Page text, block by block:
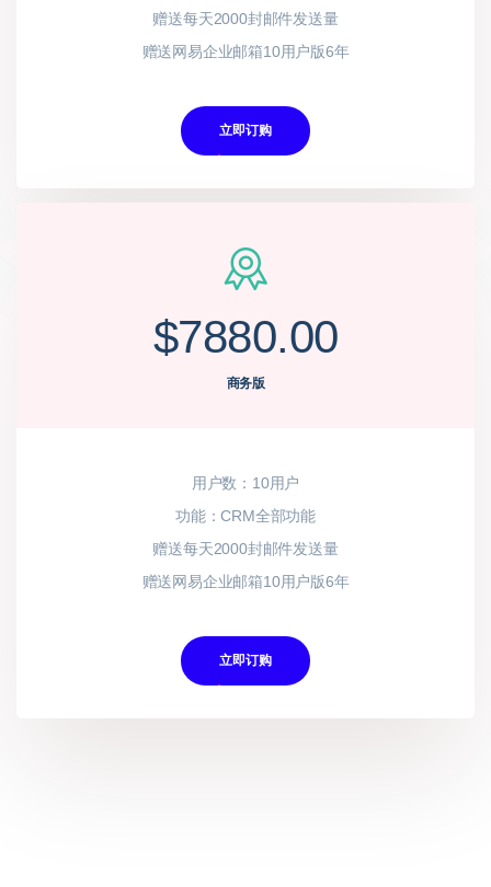
赠送每天2000封邮件发送量
赠送网易企业邮箱10用户版6年
立即订购
超大附件（16G）
24小时技术支持
立即订购
$7880.00
商务版
用户数：10用户
功能：CRM全部功能
赠送每天2000封邮件发送量
赠送网易企业邮箱10用户版6年
立即订购
$880.00
EDM营销
群发数量总共36万封
每天1000封发送量
内容动态化,随机抽取替换变量
独创A/B智能投递,使用多模板轮流投递
立即订购